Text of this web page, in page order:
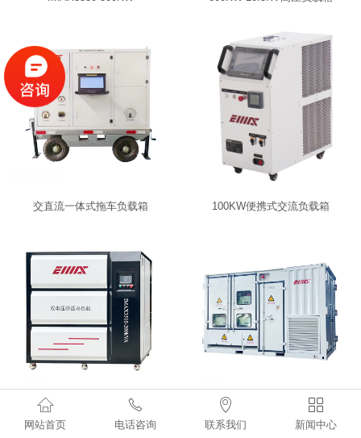
RCD非线性负载
RLC防孤岛测试负载
集装箱式负载
集装箱式阻感负载箱
集装箱式直流高压负载
机架式负载箱
机架式负载箱
机柜式负载箱
开关器件寿命测试
交直流一体式拖车负载箱 100KW便携式交流负载箱
IMAX3300-200KW 1800KW防孤岛测试负载

网站首页

电话咨询

联系我们

新闻中心